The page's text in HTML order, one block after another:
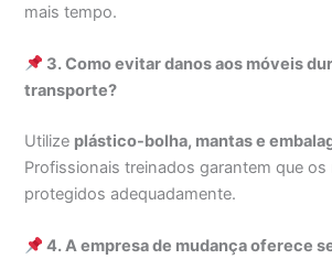
mais tempo.
3. Como evitar danos aos móveis
transporte?
Utilize plástico-bolha, mantas e
Profissionais treinados garantem que os
protegidos adequadamente.
4. A empresa de mudança oferece